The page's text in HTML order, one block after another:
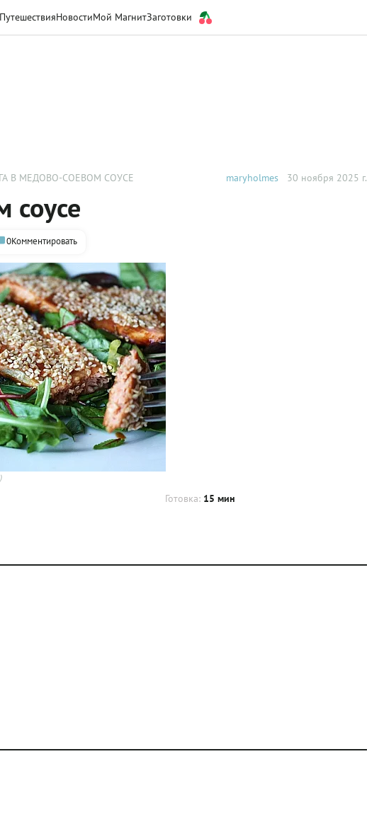
ПутешествияНовостиМой МагнитЗаготовки
В МЕДОВО-СОЕВОМ СОУСЕ maryholmes 30 ноября 2025 г.
соусе
0Комментировать
Готовка: 15 мин